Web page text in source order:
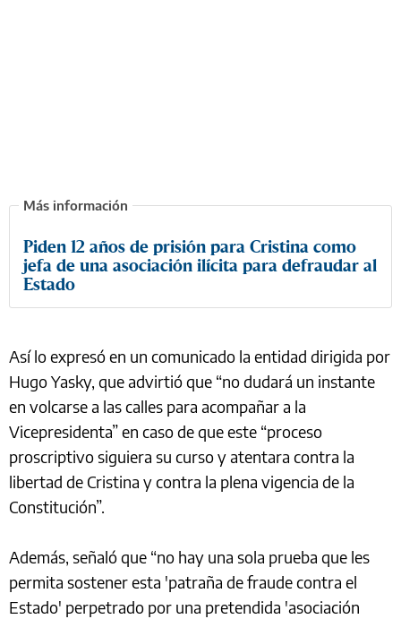
Piden 12 años de prisión para Cristina como
jefa de una asociación ilícita para defraudar al
Estado
Así lo expresó en un comunicado la entidad dirigida por
Hugo Yasky, que advirtió que “no dudará un instante
en volcarse a las calles para acompañar a la
Vicepresidenta” en caso de que este “proceso
proscriptivo siguiera su curso y atentara contra la
libertad de Cristina y contra la plena vigencia de la
Constitución”.
Además, señaló que “no hay una sola prueba que les
permita sostener esta 'patraña de fraude contra el
Estado' perpetrado por una pretendida 'asociación